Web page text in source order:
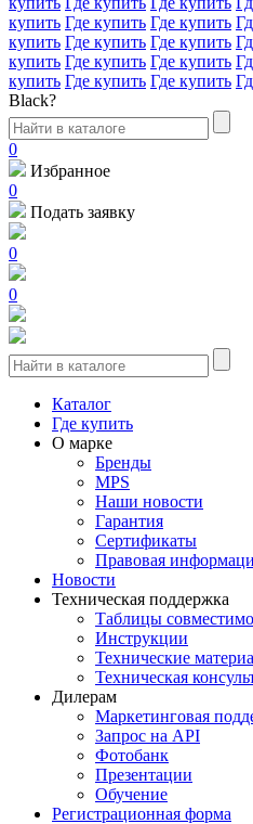
купить Где купить Где купить
купить Где купить Где купить
купить Где купить Где купить
купить Где купить Где купить
Black?
0
Избранное
0
Подать заявку
0
0
Каталог
Где купить
О марке
Бренды
MPS
Наши новости
Гарантия
Сертификаты
Правовая
Новости
Техническая поддержка
Таблицы
Инструкции
Технические
Техническая
Дилерам
Маркетинговая
Запрос на API
Фотобанк
Презентации
Обучение
Регистрационная форма